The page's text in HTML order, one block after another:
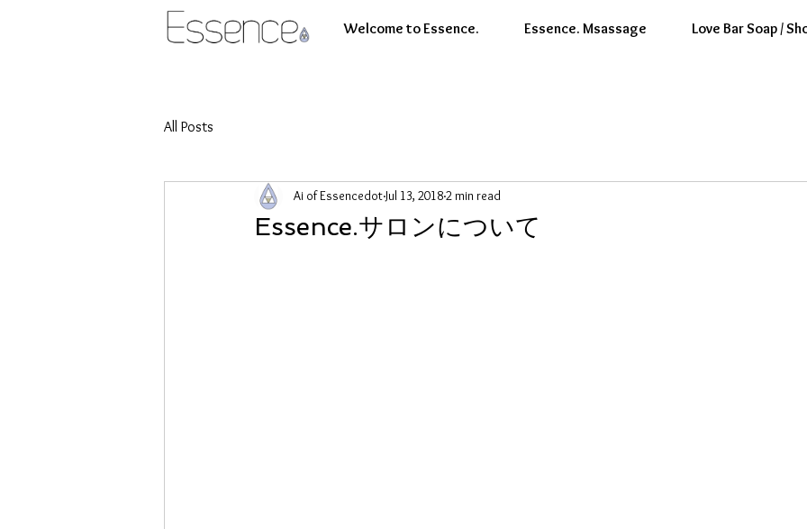
Welcome to Essence. Essence. Msassage Love Bar Soap /
All Posts
Essence.サロンについて
Ai of Essencedot Jul 13, 20182 min read